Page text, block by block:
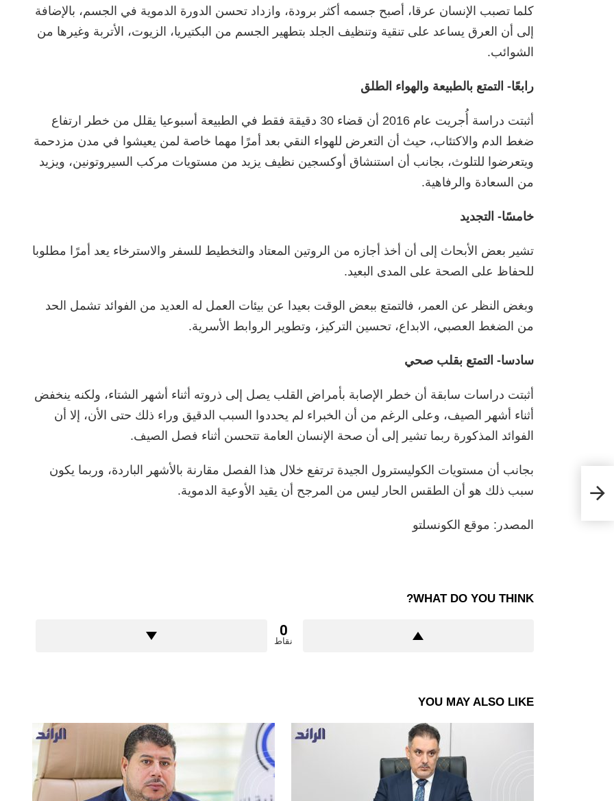
كلما تصبب الإنسان عرقا، أصبح جسمه أكثر برودة، وازداد تحسن الدورة الدموية في الجسم، بالإضافة
إلى أن العرق يساعد على تنقية وتنظيف الجلد بتطهير الجسم من البكتيريا، الزيوت، الأتربة وغيرها من
الشوائب.
رابعًا- التمتع بالطبيعة والهواء الطلق
أثبتت دراسة أُجريت عام 2016 أن قضاء 30 دقيقة فقط في الطبيعة أسبوعيا يقلل من خطر ارتفاع
ضغط الدم والاكتئاب، حيث أن التعرض للهواء النقي بعد أمرًا مهما خاصة لمن يعيشوا في مدن مزدحمة
ويتعرضوا للتلوث، بجانب أن استنشاق أوكسجين نظيف يزيد من مستويات مركب السيروتونين، ويزيد
من السعادة والرفاهية.
خامسًا- التجديد
تشير بعض الأبحاث إلى أن أخذ أجازه من الروتين المعتاد والتخطيط للسفر والاسترخاء يعد أمرًا مطلوبا
للحفاظ على الصحة على المدى البعيد.
وبغض النظر عن العمر، فالتمتع ببعض الوقت بعيدا عن بيئات العمل له العديد من الفوائد تشمل الحد
من الضغط العصبي، الابداع، تحسين التركيز، وتطوير الروابط الأسرية.
سادسا- التمتع بقلب صحي
أثبتت دراسات سابقة أن خطر الإصابة بأمراض القلب يصل إلى ذروته أثناء أشهر الشتاء، ولكنه ينخفض
أثناء أشهر الصيف، وعلى الرغم من أن الخبراء لم يحددوا السبب الدقيق وراء ذلك حتى الأن، إلا أن
الفوائد المذكورة ربما تشير إلى أن صحة الإنسان العامة تتحسن أثناء فصل الصيف.
بجانب أن مستويات الكوليسترول الجيدة ترتفع خلال هذا الفصل مقارنة بالأشهر الباردة، وربما يكون
سبب ذلك هو أن الطقس الحار ليس من المرجح أن يقيد الأوعية الدموية.
المصدر: موقع الكونسلتو
WHAT DO YOU THINK?
0
نقاط
YOU MAY ALSO LIKE